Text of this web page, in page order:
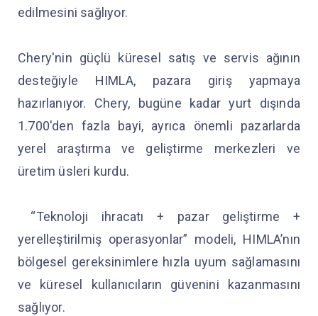
edilmesini sağlıyor.
Chery'nin güçlü küresel satış ve servis ağının
desteğiyle HIMLA, pazara giriş yapmaya
hazırlanıyor. Chery, bugüne kadar yurt dışında
1.700'den fazla bayi, ayrıca önemli pazarlarda
yerel araştırma ve geliştirme merkezleri ve
üretim üsleri kurdu.
“Teknoloji ihracatı + pazar geliştirme +
yerelleştirilmiş operasyonlar” modeli, HIMLA’nın
bölgesel gereksinimlere hızla uyum sağlamasını
ve küresel kullanıcıların güvenini kazanmasını
sağlıyor.